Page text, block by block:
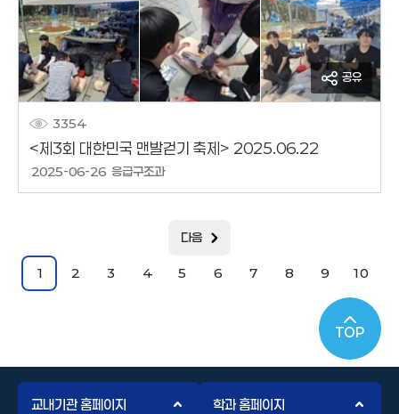
공유
3354
<제3회 대한민국 맨발걷기 축제> 2025.06.22
작성날짜
2025-06-26
작성자
응급구조과
다음
1 2 3 4 5 6 7 8 9 10
TOP
교내기관 홈페이지 학과 홈페이지